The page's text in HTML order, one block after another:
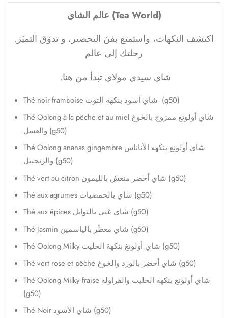
عالم الشاي (Tea World)
اكتشف النكهات، واستمتع بفنّ التحضير، و تذوّق التميّز.
رحلتك إلى عالم
.شاي سيدي مولاي تبدأ من هنا
Thé noir framboise شاي أسود بنكهة التوت (g50)
Thé Oolong à la pêche et au miel شاي أولونغ ممزوج بالخوخ
والعسل (g50)
Thé Oolong ananas gingembre شاي أولونغ بنكهة الأناناس
والزنجبيل (g50)
Thé vert au citron شاي أخضر منعش بالليمون (g50)
Thé aux agrumes شاي بالحمضيات (g50)
Thé aux épices شاي غني بالتوابل (g50)
Thé Jasmin شاي معطّر بالياسمين (g50)
Thé Oolong Milky شاي أولونغ بنكهة الحليب (g50)
Thé vert rose et pêche شاي أخضر بالورد والخوخ (g50)
Thé Oolong Milky fraise شاي أولونغ بنكهة الحليب والفراولة
(g50)
Thé Noir شاي الأسود (g50)